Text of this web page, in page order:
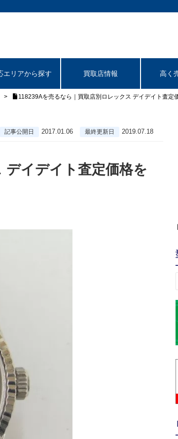
エリアから探す 買取店情報 高く
118239Aを売るなら｜買取店別ロレックス デイデイト査定
記事公開日 2017.01.06 最終更新日 2019.07.18
デイデイト査定価格を